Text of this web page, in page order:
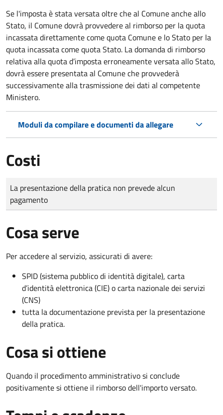
Se l'imposta è stata versata oltre che al Comune anche allo
Stato, il Comune dovrà provvedere al rimborso per la quota
incassata direttamente come quota Comune e lo Stato per la
quota incassata come quota Stato. La domanda di rimborso
relativa alla quota d’imposta erroneamente versata allo Stato,
dovrà essere presentata al Comune che provvederà
successivamente alla trasmissione dei dati al competente
Ministero.
Moduli da compilare e documenti da allegare
Costi
Tipo di pagamento
Importo
La presentazione della pratica non prevede alcun
pagamento
Cosa serve
Per accedere al servizio, assicurati di avere:
SPID (sistema pubblico di identità digitale), carta
d’identità elettronica (CIE) o carta nazionale dei servizi
(CNS)
tutta la documentazione prevista per la presentazione
della pratica.
Cosa si ottiene
Quando il procedimento amministrativo si conclude
positivamente si ottiene il rimborso dell'importo versato.